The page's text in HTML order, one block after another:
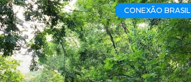
CONEXÃO BRASIL